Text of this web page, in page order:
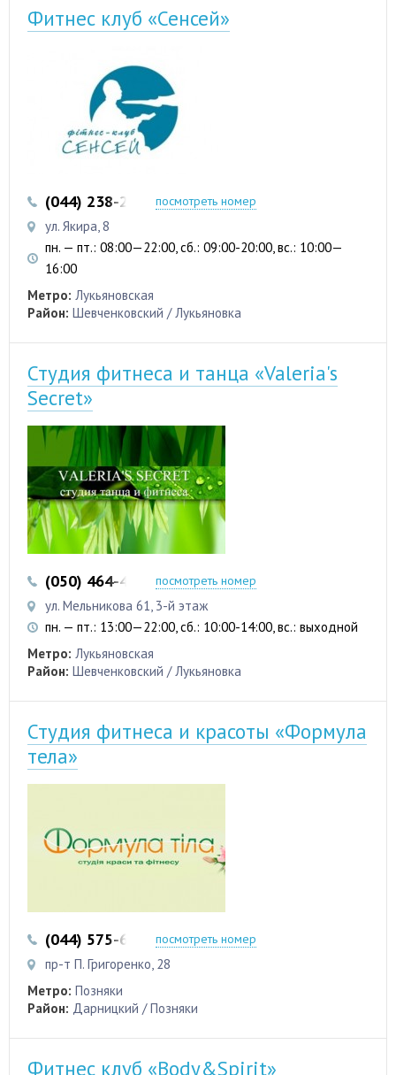
Фитнес клуб «Сенсей»
(044) 238-27-80посмотреть номер
ул. Якира, 8
пн. — пт.: 08:00—22:00, сб.: 09:00-20:00, вс.: 10:00—
16:00
Метро: Лукьяновская
Район: Шевченковский / Лукьяновка
Студия фитнеса и танца «Valeria's
Secret»
(050) 464-44-46посмотреть номер
ул. Мельникова 61, 3-й этаж
пн. — пт.: 13:00—22:00, сб.: 10:00-14:00, вс.: выходной
Метро: Лукьяновская
Район: Шевченковский / Лукьяновка
Студия фитнеса и красоты «Формула
тела»
(044) 575-67-09 (097) 563-37-93
посмотреть номер
пр-т П. Григоренко, 28
Метро: Позняки
Район: Дарницкий / Позняки
Фитнес клуб «Body&Spirit»